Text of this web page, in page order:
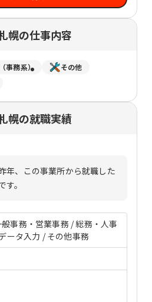
幌の仕事内容
事務系）
その他
幌の就職実績
年、この事業所から就職した
す。
般事務・営業事務 / 総務・人事
ータ入力 / その他事務